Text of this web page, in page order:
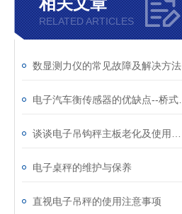
RELATED ARTICLES
数显测力仪的常见故障及解决方法
电子桌秤的维护与保养
直视电子吊秤的使用注意事项